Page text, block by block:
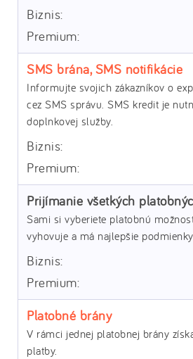
SMS brána, SMS notifikácie
Informujte svojich zákazníkov o
cez SMS správu. SMS kredit je
doplnkovej služby.
Prijímanie všetkých
Sami si vyberiete platobnú
vyhovuje a má najlepšie
Platobné brány
V rámci jednej platobnej brány
platby.